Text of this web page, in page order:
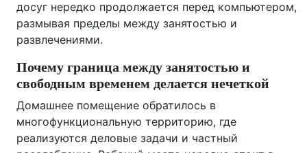
досуг нередко продолжается перед компьютером,
размывая пределы между занятостью и
развлечениями.
Почему граница между занятостью и
свободным временем делается нечеткой
Домашнее помещение обратилось в
многофункциональную территорию, где
реализуются деловые задачи и частный